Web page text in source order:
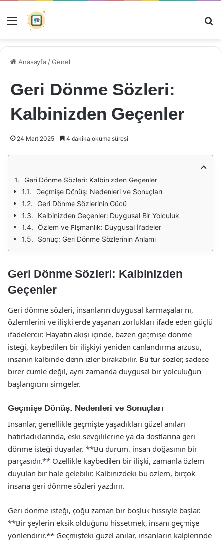
Menü
Anasayfa /Genel
Geri Dönme Sözleri:
Kalbinizden Geçenler
24 Mart 2025 4 dakika okuma süresi
Geri Dönme Sözleri: Kalbinizden Geçenler
Geçmişe Dönüş: Nedenleri ve Sonuçları
Geri Dönme Sözlerinin Gücü
Kalbinizden Geçenler: Duygusal Bir Yolculuk
Özlem ve Pişmanlık: Duygusal İfadeler
Sonuç: Geri Dönme Sözlerinin Anlamı
Geri Dönme Sözleri: Kalbinizden
Geçenler
Geri dönme sözleri, insanların duygusal karmaşalarını,
özlemlerini ve ilişkilerde yaşanan zorlukları ifade eden güçlü
ifadelerdir. Hayatın akışı içinde, bazen geçmişe dönme
isteği, kaybedilen bir ilişkiyi yeniden canlandırma arzusu,
insanın kalbinde derin izler bırakabilir. Bu tür sözler, sadece
birer cümle değil, aynı zamanda duygusal bir yolculuğun
başlangıcını simgeler.
Geçmişe Dönüş: Nedenleri ve Sonuçları
İnsanlar, genellikle geçmişte yaşadıkları güzel anıları
hatırladıklarında, eski sevgililerine ya da dostlarına geri
dönme isteği duyarlar. **Bu durum, insan doğasının bir
parçasıdır.** Özellikle kaybedilen bir ilişki, zamanla özlem
duyulan bir hale gelebilir. Kalbinizdeki bu özlem, birçok
insana geri dönme sözleri yazdırır.
Geri dönme isteği, çoğu zaman bir boşluk hissiyle başlar.
**Bir şeylerin eksik olduğunu hissetmek, insanı geçmişe
yönlendirir.** Geçmişteki güzel anılar, insanların kalplerinde